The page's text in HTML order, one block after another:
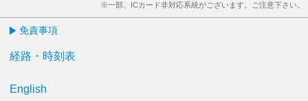
※一部、ICカード非対応系統がございます。ご注意下さい。
免責事項
経路・時刻表
English